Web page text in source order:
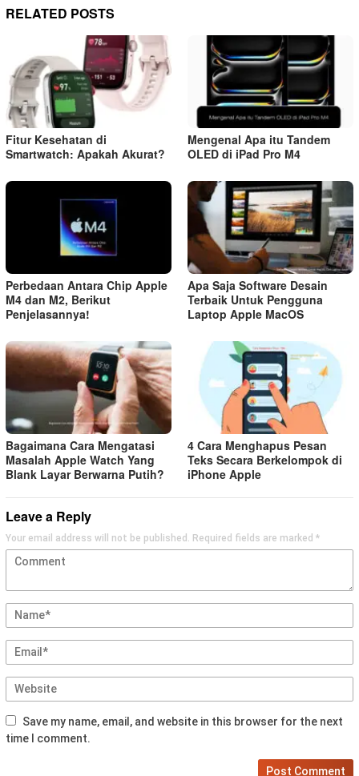
RELATED POSTS
Fitur Kesehatan di
Smartwatch: Apakah Akurat?
Mengenal Apa itu Tandem
OLED di iPad Pro M4
Perbedaan Antara Chip Apple
M4 dan M2, Berikut
Penjelasannya!
Apa Saja Software Desain
Terbaik Untuk Pengguna
Laptop Apple MacOS
Bagaimana Cara Mengatasi
Masalah Apple Watch Yang
Blank Layar Berwarna Putih?
4 Cara Menghapus Pesan
Teks Secara Berkelompok di
iPhone Apple
Leave a Reply
Your email address will not be published. Required fields are marked *
Save my name, email, and website in this browser for the next
time I comment.